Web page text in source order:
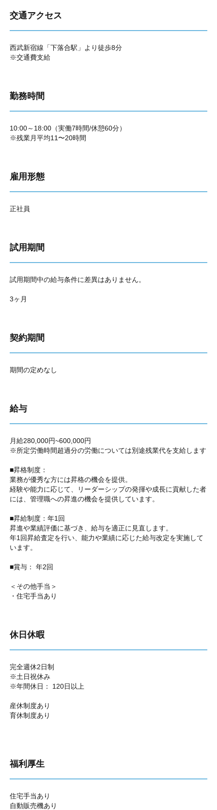
交通アクセス
西武新宿線「下落合駅」より徒歩8分
※交通費支給
勤務時間
10:00～18:00（実働7時間/休憩60分）
※残業月平均11〜20時間
雇用形態
正社員
試用期間
試用期間中の給与条件に差異はありません。
3ヶ月
契約期間
期間の定めなし
給与
月給280,000円~600,000円
※所定労働時間超過分の労働については別途残業代を支給します
■昇格制度：
業務が優秀な方には昇格の機会を提供。
経験や能力に応じて、リーダーシップの発揮や成長に貢献した者
には、管理職への昇進の機会を提供しています。
■昇給制度：年1回
昇進や業績評価に基づき、給与を適正に見直します。
年1回昇給査定を行い、能力や業績に応じた給与改定を実施して
います。
■賞与： 年2回
＜その他手当＞
・住宅手当あり
休日休暇
完全週休2日制
※土日祝休み
※年間休日： 120日以上
産休制度あり
育休制度あり
福利厚生
住宅手当あり
自動販売機あり